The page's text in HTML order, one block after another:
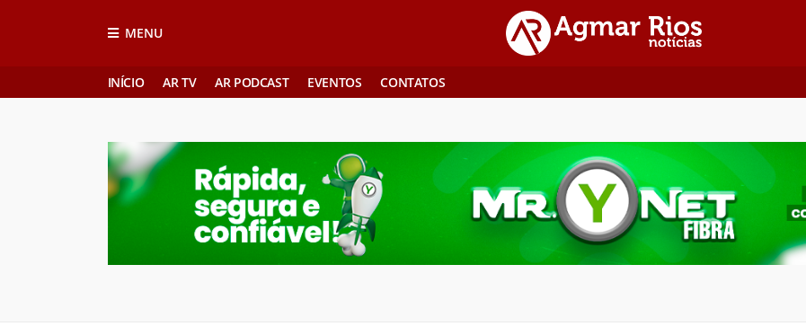
MENU
INÍCIO AR TV AR PODCAST EVENTOS CONTATOS